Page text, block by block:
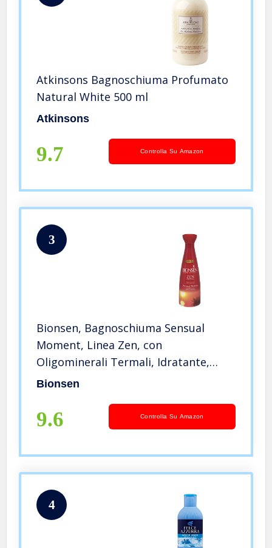
Atkinsons Bagnoschiuma Profumato
Natural White 500 ml
Atkinsons
9.7 Controlla Su Amazon
3
Bionsen, Bagnoschiuma Sensual
Moment, Linea Zen, con
Oligominerali Termali, Idratante,
Profumato, Flacone da 500 ml
Bionsen
9.6 Controlla Su Amazon
4